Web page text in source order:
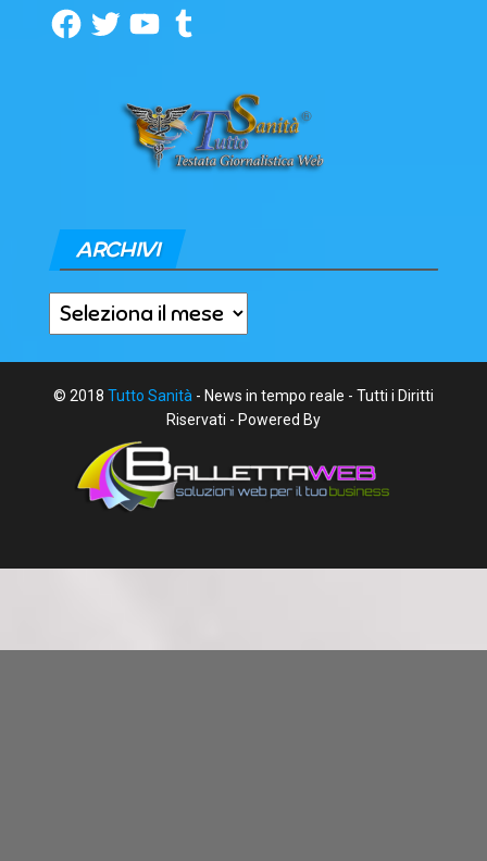
Facebook
TwitterYouTubeTumblr
ARCHIVI
Archivi
© 2018 Tutto Sanità - News in tempo reale - Tutti i Diritti
Riservati - Powered By